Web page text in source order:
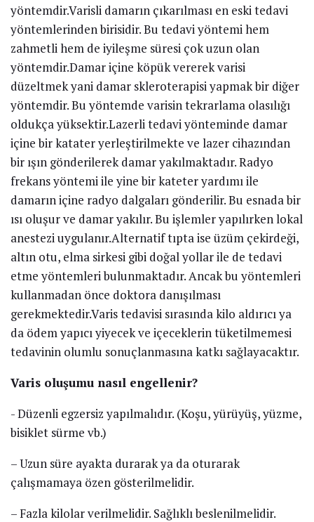
yöntemdir.Varisli damarın çıkarılması en eski tedavi
yöntemlerinden birisidir. Bu tedavi yöntemi hem
zahmetli hem de iyileşme süresi çok uzun olan
yöntemdir.Damar içine köpük vererek varisi
düzeltmek yani damar skleroterapisi yapmak bir diğer
yöntemdir. Bu yöntemde varisin tekrarlama olasılığı
oldukça yüksektir.Lazerli tedavi yönteminde damar
içine bir katater yerleştirilmekte ve lazer cihazından
bir ışın gönderilerek damar yakılmaktadır. Radyo
frekans yöntemi ile yine bir kateter yardımı ile
damarın içine radyo dalgaları gönderilir. Bu esnada bir
ısı oluşur ve damar yakılır. Bu işlemler yapılırken lokal
anestezi uygulanır.Alternatif tıpta ise üzüm çekirdeği,
altın otu, elma sirkesi gibi doğal yollar ile de tedavi
etme yöntemleri bulunmaktadır. Ancak bu yöntemleri
kullanmadan önce doktora danışılması
gerekmektedir.Varis tedavisi sırasında kilo aldırıcı ya
da ödem yapıcı yiyecek ve içeceklerin tüketilmemesi
tedavinin olumlu sonuçlanmasına katkı sağlayacaktır.
Varis oluşumu nasıl engellenir?
​​​​- Düzenli egzersiz yapılmalıdır. (Koşu, yürüyüş, yüzme,
bisiklet sürme vb.)
– Uzun süre ayakta durarak ya da oturarak
çalışmamaya özen gösterilmelidir.
– Fazla kilolar verilmelidir. Sağlıklı beslenilmelidir.